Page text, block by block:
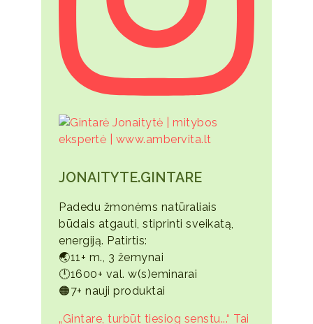
JONAITYTE.GINTARE
Padedu žmonėms natūraliais
būdais atgauti, stiprinti sveikatą,
energiją. Patirtis:
🌏11+ m., 3 žemynai
🕛1600+ val. w(s)eminarai
🟠7+ nauji produktai
„Gintare, turbūt tiesiog senstu...“ Tai